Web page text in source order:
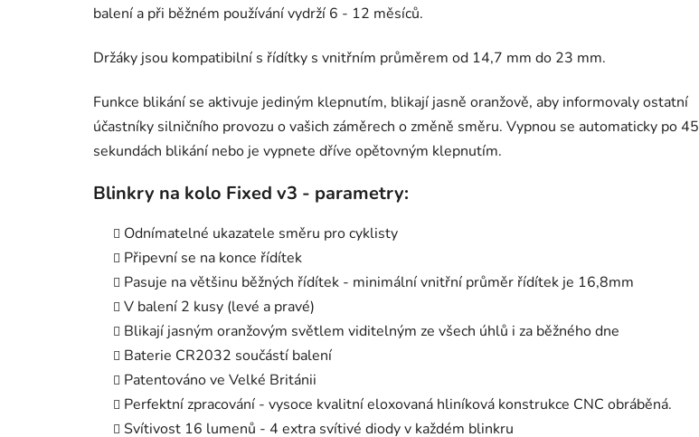
balení a při běžném používání vydrží 6 - 12 měsíců.
Držáky jsou kompatibilní s řídítky s vnitřním průměrem od 14,7 mm do 23 mm.
Funkce blikání se aktivuje jediným klepnutím, blikají jasně oranžově, aby informovaly ostatní
účastníky silničního provozu o vašich záměrech o změně směru. Vypnou se automaticky po 45
sekundách blikání nebo je vypnete dříve opětovným klepnutím.
Blinkry na kolo Fixed v3 - parametry:
Odnímatelné ukazatele směru pro cyklisty
Připevní se na konce řídítek
Pasuje na většinu běžných řídítek - minimální vnitřní průměr řídítek je 16,8mm
V balení 2 kusy (levé a pravé)
Blikají jasným oranžovým světlem viditelným ze všech úhlů i za běžného dne
Baterie CR2032 součástí balení
Patentováno ve Velké Británii
Perfektní zpracování - vysoce kvalitní eloxovaná hliníková konstrukce CNC obráběná.
Svítivost 16 lumenů - 4 extra svítivé diody v každém blinkru